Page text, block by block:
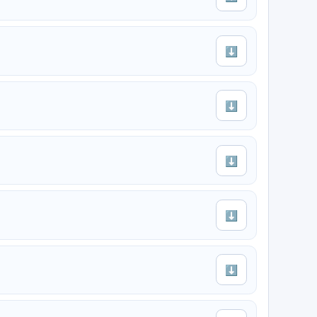
⬇
⬇
⬇
⬇
⬇